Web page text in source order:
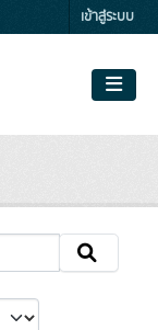
เข้าสู่ระบบ